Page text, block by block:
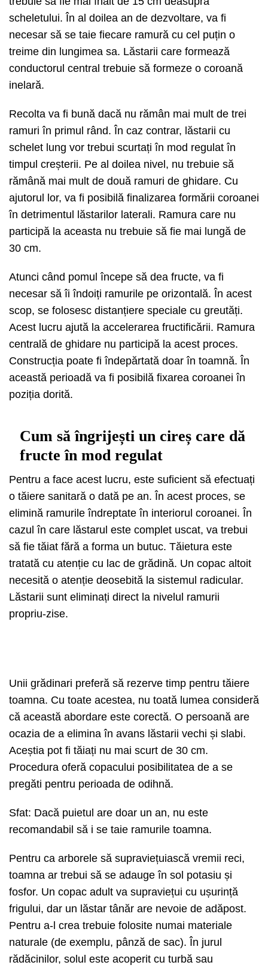
scheletului. În al doilea an de dezvoltare, va fi
necesar să se taie fiecare ramură cu cel puțin o
treime din lungimea sa. Lăstarii care formează
conductorul central trebuie să formeze o coroană
inelară.
Recolta va fi bună dacă nu rămân mai mult de trei
ramuri în primul rând. În caz contrar, lăstarii cu
schelet lung vor trebui scurtați în mod regulat în
timpul creșterii. Pe al doilea nivel, nu trebuie să
rămână mai mult de două ramuri de ghidare. Cu
ajutorul lor, va fi posibilă finalizarea formării coroanei
în detrimentul lăstarilor laterali. Ramura care nu
participă la aceasta nu trebuie să fie mai lungă de
30 cm.
Atunci când pomul începe să dea fructe, va fi
necesar să îi îndoiți ramurile pe orizontală. În acest
scop, se folosesc distanțiere speciale cu greutăți.
Acest lucru ajută la accelerarea fructificării. Ramura
centrală de ghidare nu participă la acest proces.
Construcția poate fi îndepărtată doar în toamnă. În
această perioadă va fi posibilă fixarea coroanei în
poziția dorită.
Cum să îngrijești un cireș care dă
fructe în mod regulat
Pentru a face acest lucru, este suficient să efectuați
o tăiere sanitară o dată pe an. În acest proces, se
elimină ramurile îndreptate în interiorul coroanei. În
cazul în care lăstarul este complet uscat, va trebui
să fie tăiat fără a forma un butuc. Tăietura este
tratată cu atenție cu lac de grădină. Un copac altoit
necesită o atenție deosebită la sistemul radicular.
Lăstarii sunt eliminați direct la nivelul ramurii
propriu-zise.
Unii grădinari preferă să rezerve timp pentru tăiere
toamna. Cu toate acestea, nu toată lumea consideră
că această abordare este corectă. O persoană are
ocazia de a elimina în avans lăstarii vechi și slabi.
Aceștia pot fi tăiați nu mai scurt de 30 cm.
Procedura oferă copacului posibilitatea de a se
pregăti pentru perioada de odihnă.
Sfat: Dacă puietul are doar un an, nu este
recomandabil să i se taie ramurile toamna.
Pentru ca arborele să supraviețuiască vremii reci,
toamna ar trebui să se adauge în sol potasiu și
fosfor. Un copac adult va supraviețui cu ușurință
frigului, dar un lăstar tânăr are nevoie de adăpost.
Pentru a-l crea trebuie folosite numai materiale
naturale (de exemplu, pânză de sac). În jurul
rădăcinilor, solul este acoperit cu turbă sau